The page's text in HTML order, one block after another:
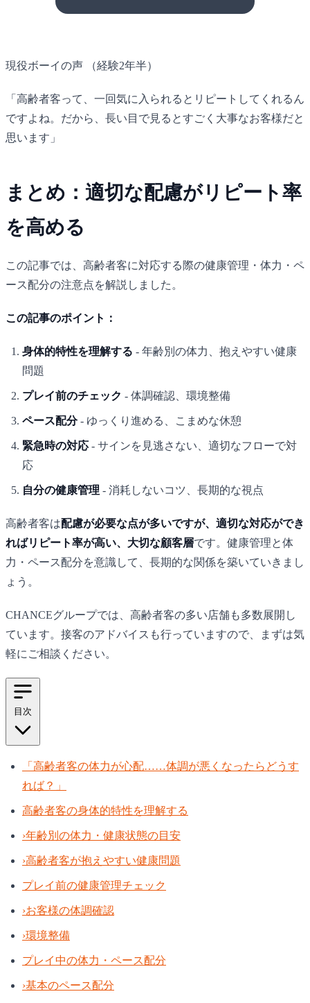
現役ボーイの声 （経験2年半）
「高齢者客って、一回気に入られるとリピートしてくれるん
ですよね。だから、長い目で見るとすごく大事なお客様だと
思います」
まとめ：適切な配慮がリピート率
を高める
この記事では、高齢者客に対応する際の健康管理・体力・ペ
ース配分の注意点を解説しました。
この記事のポイント：
身体的特性を理解する - 年齢別の体力、抱えやすい健康
問題
プレイ前のチェック - 体調確認、環境整備
ペース配分- ゆっくり進める、こまめな休憩
緊急時の対応 - サインを見逃さない、適切なフローで対
応
自分の健康管理 - 消耗しないコツ、長期的な視点
高齢者客は配慮が必要な点が多いですが、適切な対応ができ
ればリピート率が高い、大切な顧客層です。健康管理と体
力・ペース配分を意識して、長期的な関係を築いていきまし
ょう。
CHANCEグループでは、高齢者客の多い店舗も多数展開し
ています。接客のアドバイスも行っていますので、まずは気
軽にご相談ください。
目次
「高齢者客の体力が心配……体調が悪くなったらどうす
れば？」
高齢者客の身体的特性を理解する
›年齢別の体力・健康状態の目安
›高齢者客が抱えやすい健康問題
プレイ前の健康管理チェック
›お客様の体調確認
›環境整備
プレイ中の体力・ペース配分
›基本のペース配分